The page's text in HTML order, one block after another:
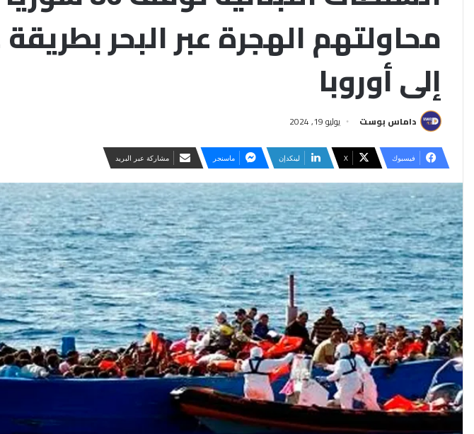
محاولتهم الهجرة عبر البحر
إلى أوروبا
داماس بوست يوليو 19, 2024
فيسبوك ‫X لينكدإن ماسنجر مشاركة عبر البريد